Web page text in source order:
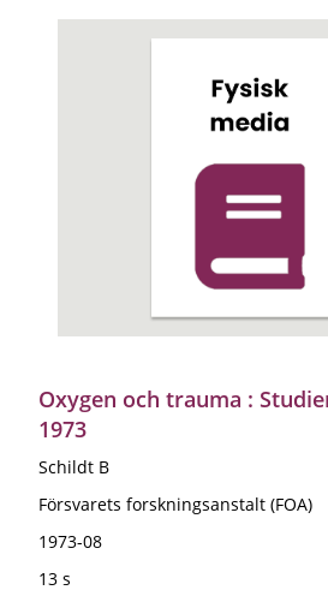
Oxygen och trauma :
1973
Schildt B
Försvarets forskningsanstalt (FOA)
1973-08
13 s